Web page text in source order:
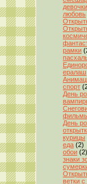
девочки
любовь
рамки
ералаш
спорт
День
День
курицы
еда (2)
обои (2)
знаки
ветки